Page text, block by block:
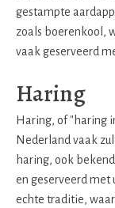
gestampte
zoals boerenkool,
vaak geserveerd
Haring
Haring, of "haring
Nederland vaak
haring, ook
en geserveerd met
echte traditie,